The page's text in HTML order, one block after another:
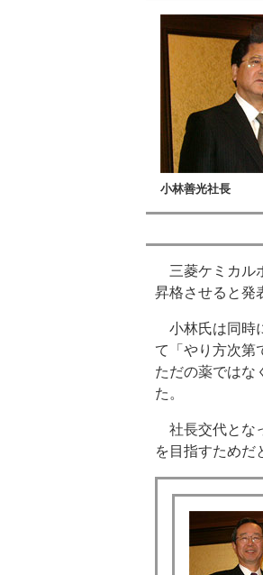
小林善光社長
三菱ケミカル
昇格させると発
小林氏は同時
て「やり方次第
ただの薬ではな
た。
社長交代とな
を目指すためだ